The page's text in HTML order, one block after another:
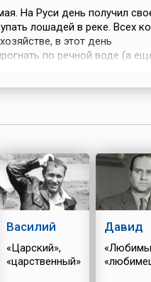
На Руси день получил
лошадей в реке. Всех
в этот день
по речной воде (а
Василий
«Царский»,
«царственный»
Давид